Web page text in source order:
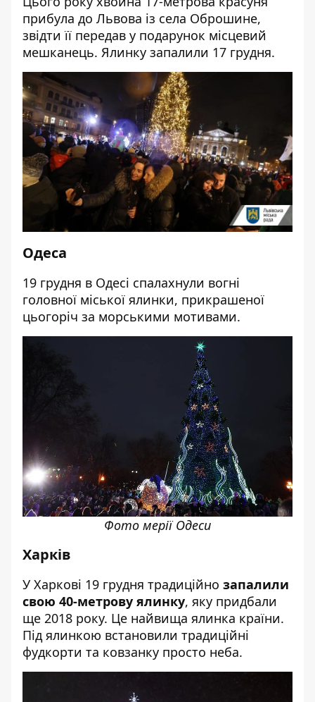
прибула до Львова із села Оброшине,
звідти її передав у подарунок місцевий
мешканець. Ялинку запалили 17 грудня.
Одеса
19 грудня в Одесі спалахнули вогні
головної міської ялинки, прикрашеної
цьогоріч за морськими мотивами.
Фото мерії Одеси
Харків
У Харкові 19 грудня традиційно запалили
свою 40-метрову ялинку, яку придбали
ще 2018 року. Це найвища ялинка країни.
Під ялинкою встановили традиційні
фудкорти та ковзанку просто неба.